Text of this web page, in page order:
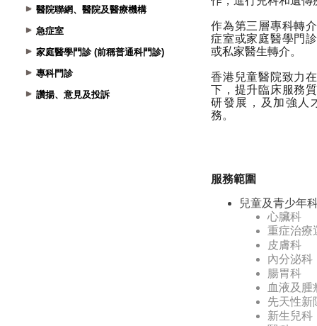
醫院聯網、醫院及醫療機構
急症室
家庭醫學門診 (前稱普通科門診)
專科門診
讚揚、意見及投訴